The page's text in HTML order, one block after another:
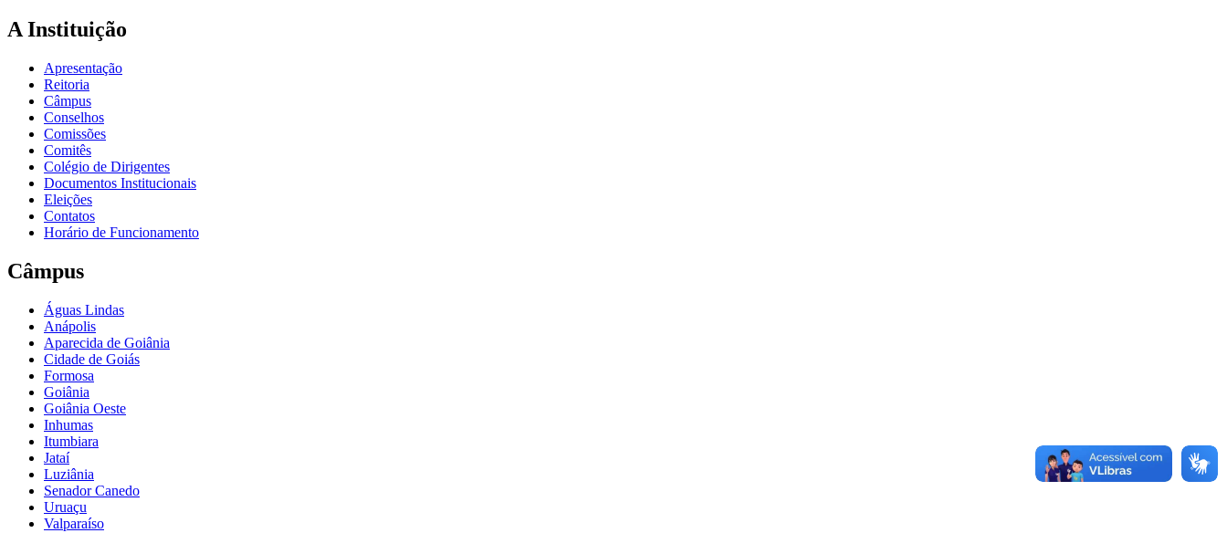
A Instituição
Apresentação
Reitoria
Câmpus
Conselhos
Comissões
Comitês
Colégio de Dirigentes
Documentos Institucionais
Eleições
Contatos
Horário de Funcionamento
Câmpus
Águas Lindas
Anápolis
Aparecida de Goiânia
Cidade de Goiás
Formosa
Goiânia
Goiânia Oeste
Inhumas
Itumbiara
Jataí
Luziânia
Senador Canedo
Uruaçu
Valparaíso